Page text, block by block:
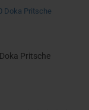
Pritsche